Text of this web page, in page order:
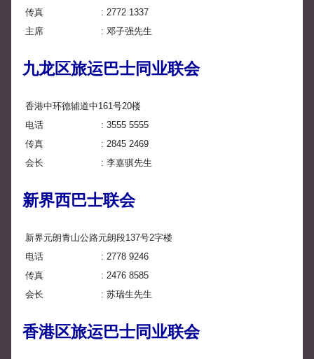
传真
2772 1337
主席
邓子强先生
九龙区旅运巴士同业联会
香港中环德辅道中161号20楼
电话
3555 5555
传真
2845 2469
会长
李嘉骐先生
新界西巴士联会
新界元朗青山公路元朗段137号2字楼
电话
2778 9246
传真
2476 8585
会长
苏瑞生先生
香港区旅运巴士同业联会